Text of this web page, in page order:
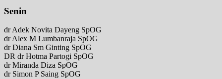
Senin
dr Adek Novita Dayeng SpOG
dr Alex M Lumbanraja SpOG
dr Diana Sm Ginting SpOG
DR dr Hotma Partogi SpOG
dr Miranda Diza SpOG
dr Simon P Saing SpOG